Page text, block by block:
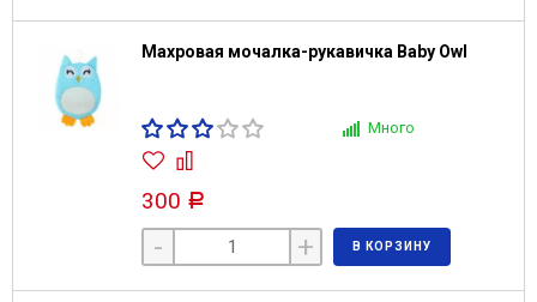
Махровая мочалка-рукавичка Baby Owl
Много
300 Р
- + В КОРЗИНУ